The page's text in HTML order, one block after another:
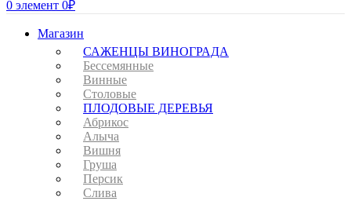
0 элемент 0₽
Магазин
САЖЕНЦЫ ВИНОГРАДА
Бессемянные
Винные
Столовые
ПЛОДОВЫЕ ДЕРЕВЬЯ
Абрикос
Алыча
Вишня
Груша
Персик
Слива